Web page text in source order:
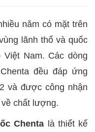
năm có mặt trên
lãnh thổ và quốc
Nam. Các dòng
đều đáp ứng
và được công nhận
chất lượng.
Chenta là thiết kế